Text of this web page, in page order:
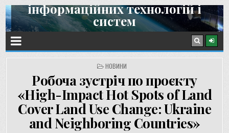
Skip
to
content
інформаційних технологій і
систем
Інститут космічних досліджень НАН України та ДКА України
POSTED
НОВИНИ
Робоча зустріч по проєкту
«High-Impact Hot Spots of Land
Cover Land Use Change: Ukraine
and Neighboring Countries»